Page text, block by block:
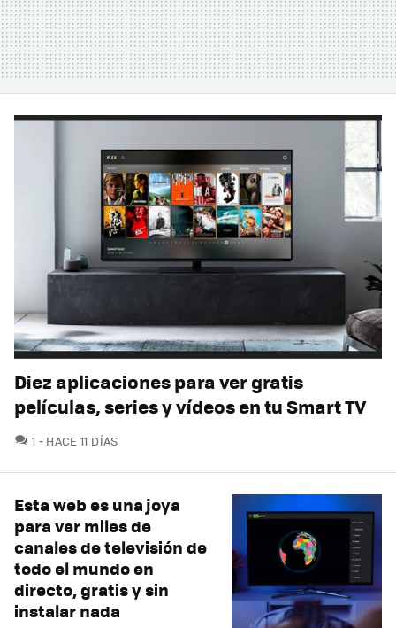
Diez aplicaciones para ver gratis
películas, series y vídeos en tu Smart TV
1 COMENTARIOS
HACE 11 DÍAS
Esta web es una joya
para ver miles de
canales de televisión de
todo el mundo en
directo, gratis y sin
instalar nada